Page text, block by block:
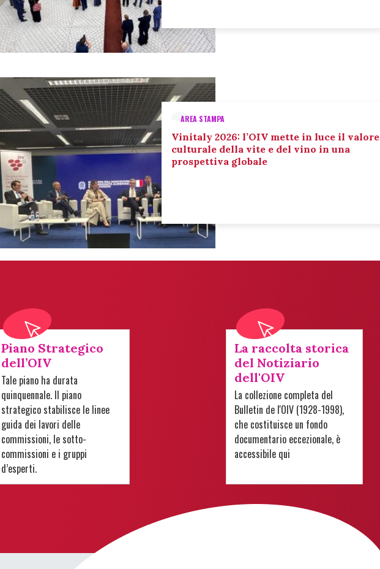
AREA STAMPA
Vinitaly 2026: l’OIV mette in luce il valore
culturale della vite e del vino in una
prospettiva globale
Piano Strategico
dell’OIV
Tale piano ha durata
quinquennale. Il piano
strategico stabilisce le linee
guida dei lavori delle
commissioni, le sotto-
commissioni e i gruppi
d’esperti.
La raccolta storica
del Notiziario
dell'OIV
La collezione completa del
Bulletin de l'OIV (1928-1998),
che costituisce un fondo
documentario eccezionale, è
accessibile qui